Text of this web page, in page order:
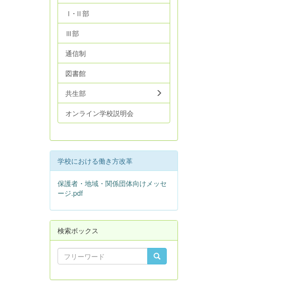
Ⅰ･Ⅱ部
Ⅲ部
通信制
図書館
共生部
オンライン学校説明会
学校における働き方改革
保護者・地域・関係団体向けメッセ
ージ.pdf
検索ボックス